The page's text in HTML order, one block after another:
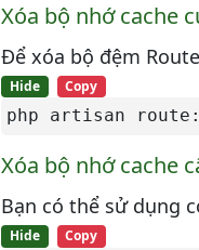
Xóa bộ nhớ cache
Để xóa bộ đệm
Hide Copy
php artisan
Xóa bộ nhớ cache
Bạn có thể sử dụng
Hide Copy